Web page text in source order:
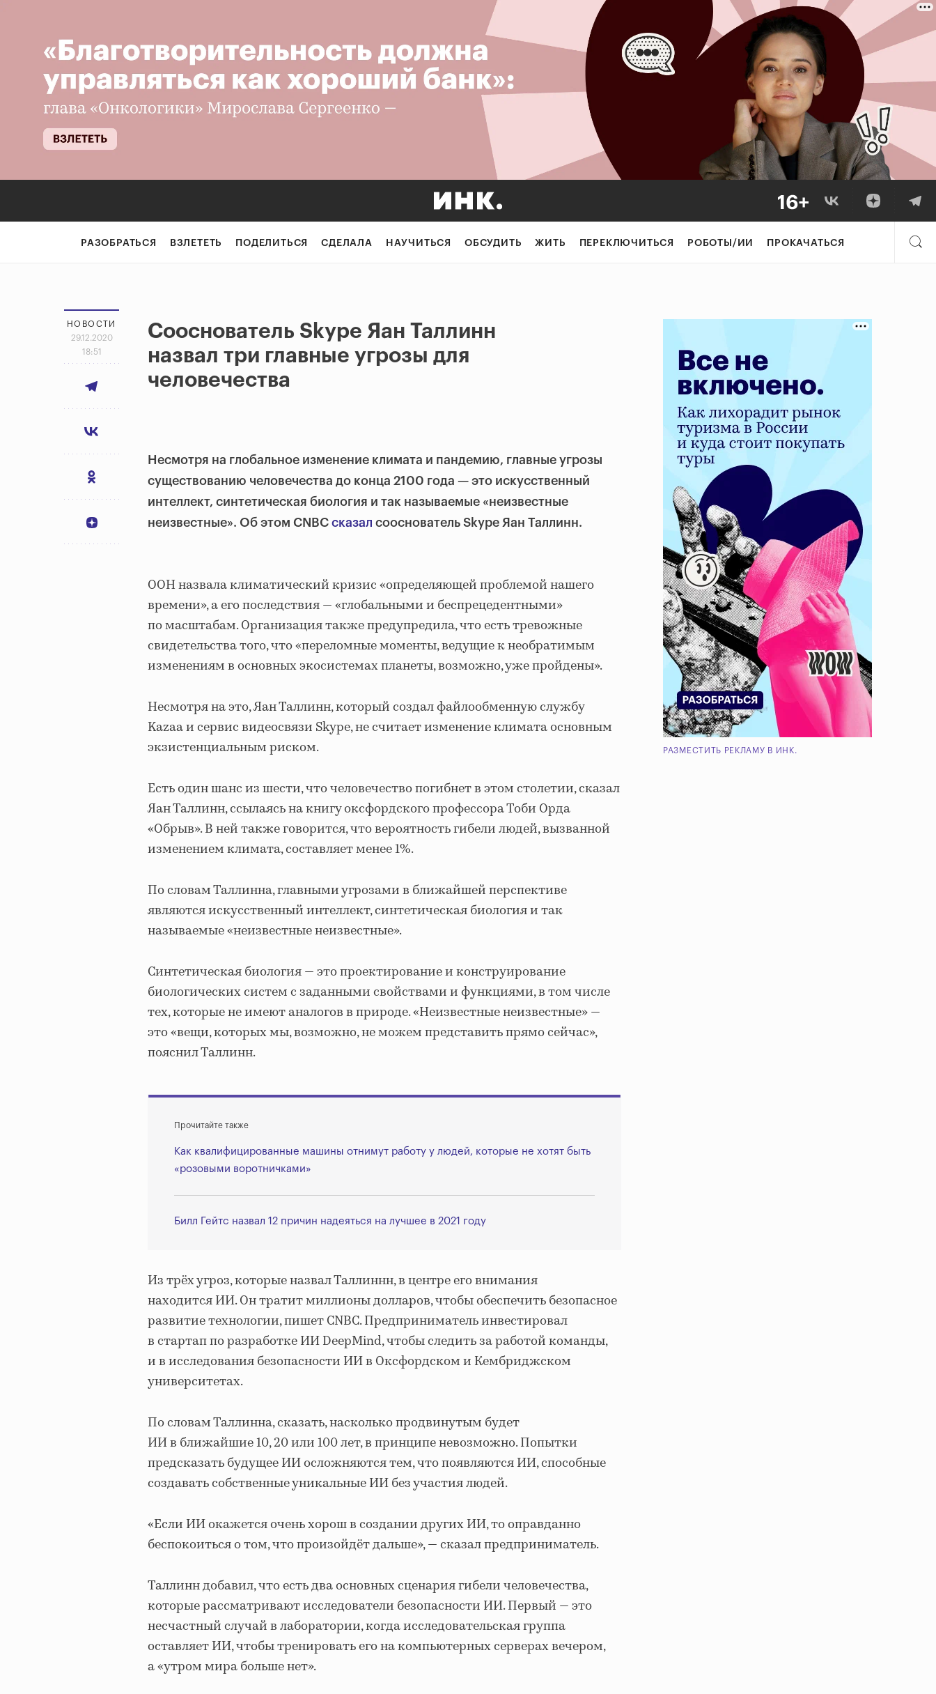
РАЗОБРАТЬСЯ ВЗЛЕТЕТЬ ПОДЕЛИТЬСЯ СДЕЛАЛА НАУЧИТЬСЯ ОБСУДИТЬ ЖИТЬ ПЕРЕКЛЮЧИТЬСЯ РОБОТЫ/ИИ ПРОКАЧАТЬСЯ
НОВОСТИ
29.12.2020
18:51
Сооснователь Skype Яан Таллинн
назвал три главные угрозы для
человечества
Несмотря на глобальное изменение климата и пандемию, главные угрозы
существованию человечества до конца 2100 года — это искусственный
интеллект, синтетическая биология и так называемые «неизвестные
неизвестные». Об этом CNBC сказал cооснователь Skype Яан Таллинн.
ООН назвала климатический кризис «определяющей проблемой нашего
времени», а его последствия — «глобальными и беспрецедентными»
по масштабам. Организация также предупредила, что есть тревожные
свидетельства того, что «переломные моменты, ведущие к необратимым
изменениям в основных экосистемах планеты, возможно, уже пройдены».
Несмотря на это, Яан Таллинн, который создал файлообменную службу
Kazaa и сервис видеосвязи Skype, не считает изменение климата основным
экзистенциальным риском.
Есть один шанс из шести, что человечество погибнет в этом столетии, сказал
Яан Таллинн, ссылаясь на книгу оксфордского профессора Тоби Орда
«Обрыв». В ней также говорится, что вероятность гибели людей, вызванной
изменением климата, составляет менее 1%.
По словам Таллинна, главными угрозами в ближайшей перспективе
являются искусственный интеллект, синтетическая биология и так
называемые «неизвестные неизвестные».
Синтетическая биология — это проектирование и конструирование
биологических систем с заданными свойствами и функциями, в том числе
тех, которые не имеют аналогов в природе. «Неизвестные неизвестные» —
это «вещи, которых мы, возможно, не можем представить прямо сейчас»,
пояснил Таллинн.
Прочитайте также
Как квалифицированные машины отнимут работу у людей, которые не хотят быть
«розовыми воротничками»
Билл Гейтс назвал 12 причин надеяться на лучшее в 2021 году
Из трёх угроз, которые назвал Таллиннн, в центре его внимания
находится ИИ. Он тратит миллионы долларов, чтобы обеспечить безопасное
развитие технологии, пишет CNBC. Предприниматель инвестировал
в стартап по разработке ИИ DeepMind, чтобы следить за работой команды,
и в исследования безопасности ИИ в Оксфордском и Кембриджском
университетах.
По словам Таллинна, сказать, насколько продвинутым будет
ИИ в ближайшие 10, 20 или 100 лет, в принципе невозможно. Попытки
предсказать будущее ИИ осложняются тем, что появляются ИИ, способные
создавать собственные уникальные ИИ без участия людей.
«Если ИИ окажется очень хорош в создании других ИИ, то оправданно
беспокоиться о том, что произойдёт дальше», — сказал предприниматель.
Таллинн добавил, что есть два основных сценария гибели человечества,
которые рассматривают исследователи безопасности ИИ. Первый — это
несчастный случай в лаборатории, когда исследовательская группа
оставляет ИИ, чтобы тренировать его на компьютерных серверах вечером,
а «утром мира больше нет».
РАЗМЕСТИТЬ РЕКЛАМУ В ИНК.